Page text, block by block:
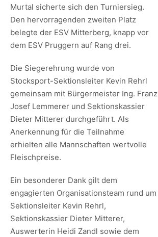
Murtal sicherte sich den Turniersieg.
Den hervorragenden zweiten Platz
belegte der ESV Mitterberg, knapp vor
dem ESV Pruggern auf Rang drei.
Die Siegerehrung wurde von
Stocksport-Sektionsleiter Kevin Rehrl
gemeinsam mit Bürgermeister Ing. Franz
Josef Lemmerer und Sektionskassier
Dieter Mitterer durchgeführt. Als
Anerkennung für die Teilnahme
erhielten alle Mannschaften wertvolle
Fleischpreise.
Ein besonderer Dank gilt dem
engagierten Organisationsteam rund um
Sektionsleiter Kevin Rehrl,
Sektionskassier Dieter Mitterer,
Auswerterin Heidi Zandl sowie dem